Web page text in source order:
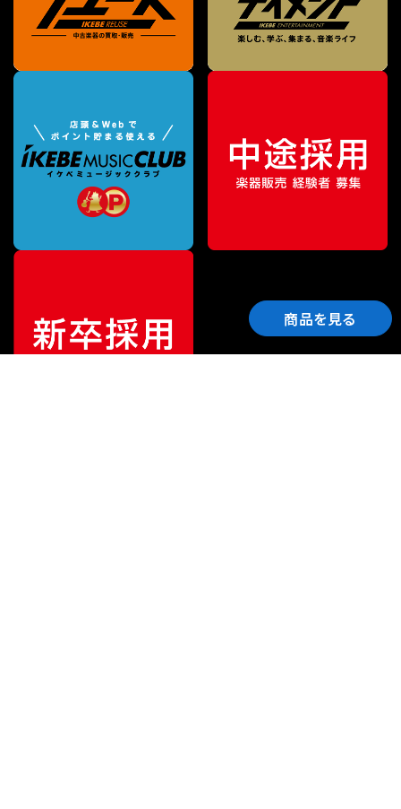
商品を見る